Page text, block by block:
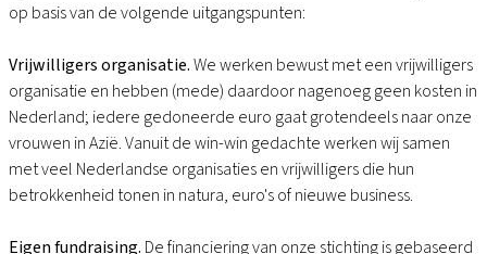
op basis van de volgende uitgangspunten:
Vrijwilligers organisatie.We werken bewust met een vrijwilligers
organisatie en hebben (mede) daardoor nagenoeg geen kosten in
Nederland; iedere gedoneerde euro gaat grotendeels naar onze
vrouwen in Azië. Vanuit de win-win gedachte werken wij samen
met veel Nederlandse organisaties en vrijwilligers die hun
betrokkenheid tonen in natura, euro's of nieuwe business.
Eigen fundraising. De financiering van onze stichting is gebaseerd